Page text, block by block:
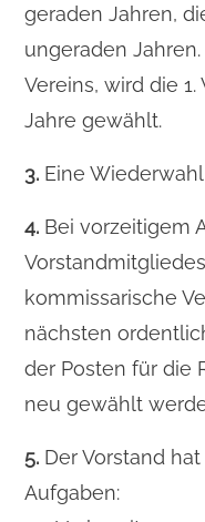
geraden Jahren,
ungeraden
Vereins, wird die
Jahre gewählt.
3. Eine
4. Bei vorzeitigem
kommissarische
nächsten
der Posten für die
neu gewählt
5. Der Vorstand
Aufgaben: